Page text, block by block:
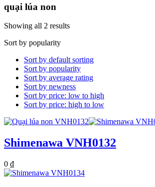
quại lúa non
Showing all 2 results
Sort by popularity
Sort by default sorting
Sort by popularity
Sort by average rating
Sort by newness
Sort by price: low to high
Sort by price: high to low
Shimenawa VNH0132
0 ₫